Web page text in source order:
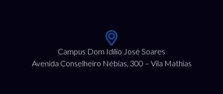
Campus Dom Idílio José Soares
Avenida Conselheiro Nébias, 300 – Vila Mathias